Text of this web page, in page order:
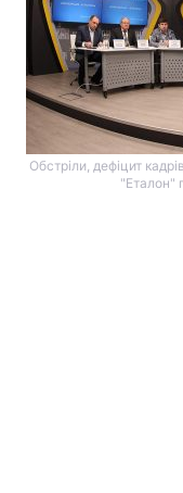
Обстріли, дефіцит
"Еталон"